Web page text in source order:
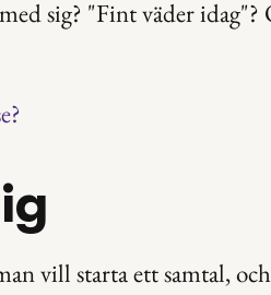
sig? "Fint väder idag"?
vill starta ett samtal,